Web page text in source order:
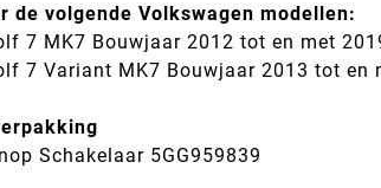
de volgende Volkswagen modellen:
7 MK7 Bouwjaar 2012 tot en met
7 Variant MK7 Bouwjaar 2013 tot en
Schakelaar 5GG959839